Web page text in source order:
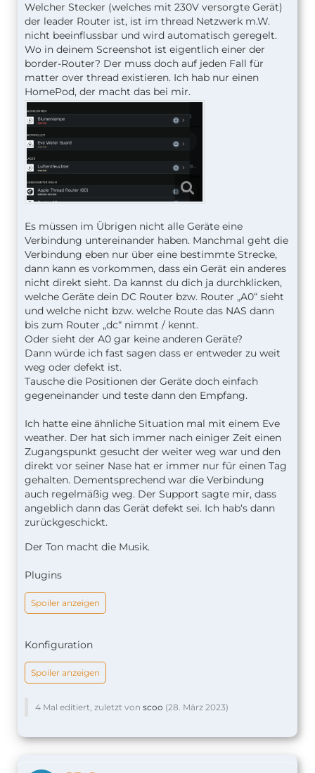
Welcher Stecker (welches mit 230V versorgte Gerät)
der leader Router ist, ist im thread Netzwerk m.W.
nicht beeinflussbar und wird automatisch geregelt.
Wo in deinem Screenshot ist eigentlich einer der
border-Router? Der muss doch auf jeden Fall für
matter over thread existieren. Ich hab nur einen
HomePod, der macht das bei mir.
Es müssen im Übrigen nicht alle Geräte eine
Verbindung untereinander haben. Manchmal geht die
Verbindung eben nur über eine bestimmte Strecke,
dann kann es vorkommen, dass ein Gerät ein anderes
nicht direkt sieht. Da kannst du dich ja durchklicken,
welche Geräte dein DC Router bzw. Router „A0“ sieht
und welche nicht bzw. welche Route das NAS dann
bis zum Router „dc“ nimmt / kennt.
Oder sieht der A0 gar keine anderen Geräte?
Dann würde ich fast sagen dass er entweder zu weit
weg oder defekt ist.
Tausche die Positionen der Geräte doch einfach
gegeneinander und teste dann den Empfang.
Ich hatte eine ähnliche Situation mal mit einem Eve
weather. Der hat sich immer nach einiger Zeit einen
Zugangspunkt gesucht der weiter weg war und den
direkt vor seiner Nase hat er immer nur für einen Tag
gehalten. Dementsprechend war die Verbindung
auch regelmäßig weg. Der Support sagte mir, dass
angeblich dann das Gerät defekt sei. Ich hab‘s dann
zurückgeschickt.
Der Ton macht die Musik.
Plugins
Spoiler anzeigen
Konfiguration
Spoiler anzeigen
4 Mal editiert, zuletzt von scoo (28. März 2023)